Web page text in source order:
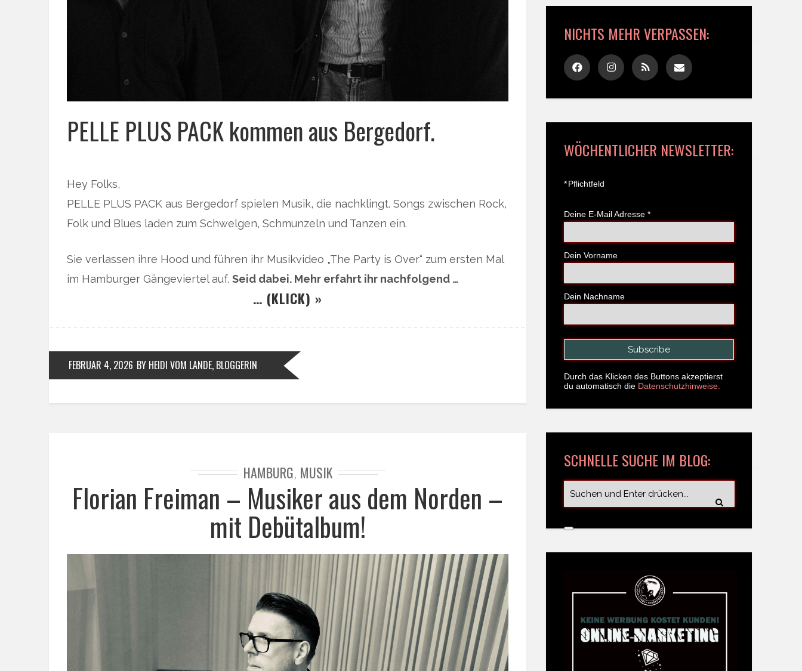
PELLE PLUS PACK kommen aus Bergedorf.
Hey Folks,
PELLE PLUS PACK aus Bergedorf spielen Musik, die nachklingt. Songs zwischen Rock,
Folk und Blues laden zum Schwelgen, Schmunzeln und Tanzen ein.
Sie verlassen ihre Hood und führen ihr Musikvideo „The Party is Over“ zum ersten Mal
im Hamburger Gängeviertel auf. Seid dabei. Mehr erfahrt ihr nachfolgend …
… (KLICK) »
FEBRUAR 4, 2026 BY HEIDI VOM LANDE, BLOGGERIN
HAMBURG, MUSIK
Florian Freiman – Musiker aus dem Norden –
mit Debütalbum!
NICHTS MEHR VERPASSEN:
WÖCHENTLICHER NEWSLETTER:
*Pflichtfeld
Deine E-Mail Adresse *
Dein Vorname
Dein Nachname
Durch das Klicken des Buttons akzeptierst
du automatisch die Datenschutzhinweise.
SCHNELLE SUCHE IM BLOG: